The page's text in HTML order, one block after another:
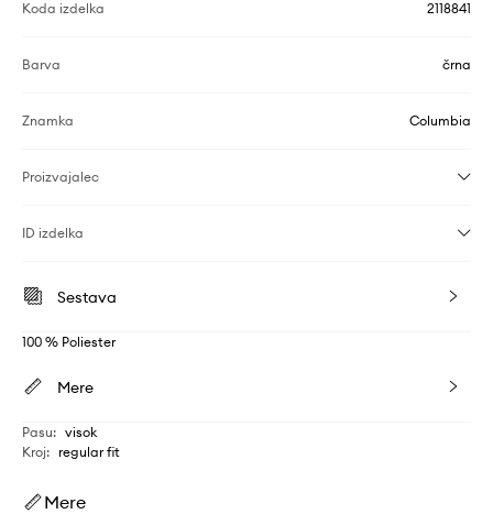
Koda izdelka 2118841
Barva črna
Znamka Columbia
Proizvajalec
ID izdelka
Sestava
100 % Poliester
Mere
Pasu: visok
Kroj: regular fit
Mere